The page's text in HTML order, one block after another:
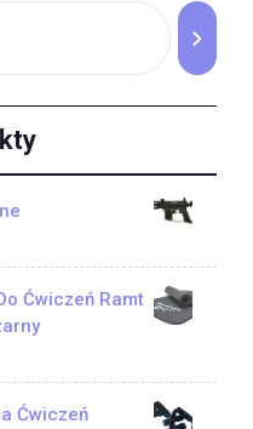
Ćwiczeń Ramt
Ćwiczeń